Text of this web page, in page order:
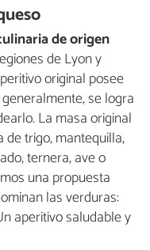
de origen
de Lyon y
original posee
se logra
La masa original
trigo, mantequilla,
ternera, ave o
una propuesta
las verduras:
aperitivo saludable y